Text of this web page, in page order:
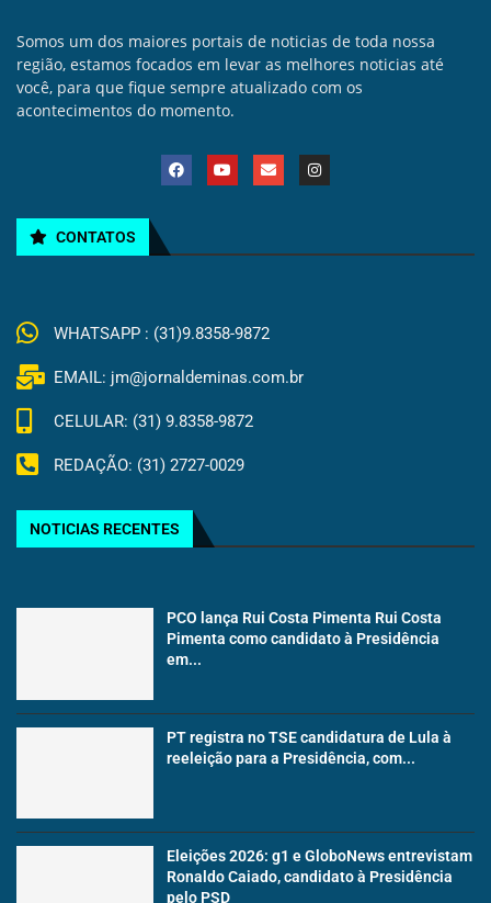
Somos um dos maiores portais de noticias de toda nossa
região, estamos focados em levar as melhores noticias até
você, para que fique sempre atualizado com os
acontecimentos do momento.
CONTATOS
WHATSAPP : (31)9.8358-9872
EMAIL: jm@jornaldeminas.com.br
CELULAR: (31) 9.8358-9872
REDAÇÃO: (31) 2727-0029
NOTICIAS RECENTES
PCO lança Rui Costa Pimenta Rui Costa
Pimenta como candidato à Presidência
em...
PT registra no TSE candidatura de Lula à
reeleição para a Presidência, com...
Eleições 2026: g1 e GloboNews entrevistam
Ronaldo Caiado, candidato à Presidência
pelo PSD